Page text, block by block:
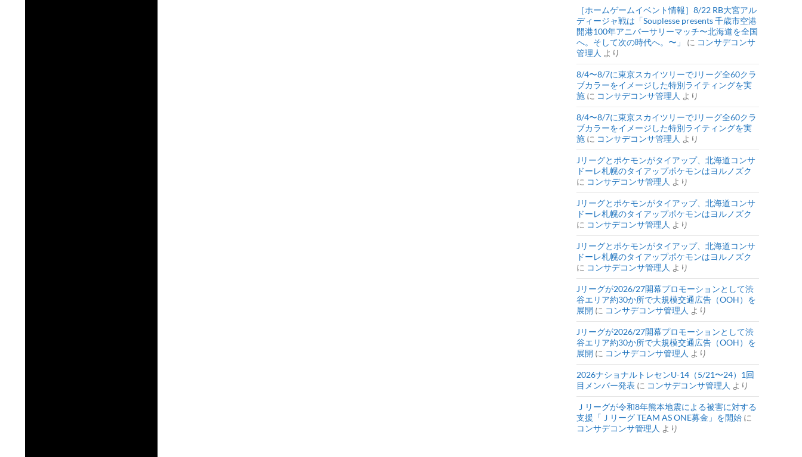
［ホームゲームイベント情報］8/22 RB大宮アル
ディージャ戦は「Souplesse presents 千歳市空港
開港100年アニバーサリーマッチ〜北海道を全国
へ。そして次の時代へ。〜」
に コンサデコンサ
管理人 より
8/4〜8/7に東京スカイツリーでJリーグ全60クラ
ブカラーをイメージした特別ライティングを実
施 に コンサデコンサ管理人 より
8/4〜8/7に東京スカイツリーでJリーグ全60クラ
ブカラーをイメージした特別ライティングを実
施 に コンサデコンサ管理人 より
Jリーグとポケモンがタイアップ、北海道コンサ
ドーレ札幌のタイアップポケモンはヨルノズク
に コンサデコンサ管理人 より
Jリーグとポケモンがタイアップ、北海道コンサ
ドーレ札幌のタイアップポケモンはヨルノズク
に コンサデコンサ管理人 より
Jリーグとポケモンがタイアップ、北海道コンサ
ドーレ札幌のタイアップポケモンはヨルノズク
に コンサデコンサ管理人 より
Jリーグが2026/27開幕プロモーションとして渋
谷エリア約30か所で大規模交通広告（OOH）を
展開 に コンサデコンサ管理人 より
Jリーグが2026/27開幕プロモーションとして渋
谷エリア約30か所で大規模交通広告（OOH）を
展開 に コンサデコンサ管理人 より
2026ナショナルトレセンU-14（5/21〜24）1回
目メンバー発表 に コンサデコンサ管理人 より
Ｊリーグが令和8年熊本地震による被害に対する
支援「Ｊリーグ TEAM AS ONE募金」を開始 に
コンサデコンサ管理人 より